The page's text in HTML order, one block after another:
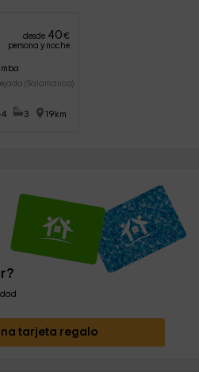
desde 40€
persona y noche
(Salamanca)
4 3 19km
tarjeta regalo